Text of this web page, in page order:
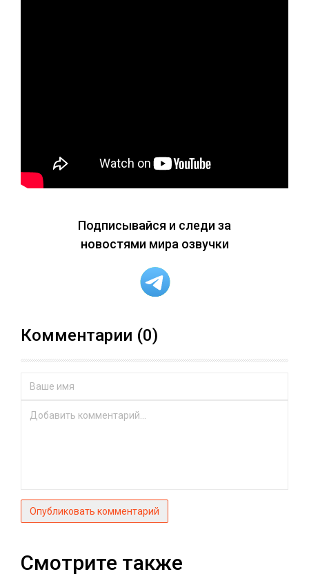
Подписывайся и следи за
новостями мира озвучки
Комментарии (0)
Опубликовать комментарий
Смотрите также